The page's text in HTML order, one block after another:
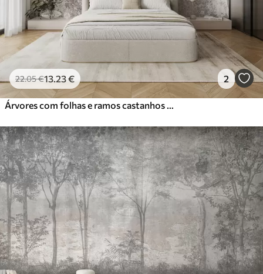
22.05€13.23€ 2
Árvores com folhas e ramos castanhos e cinzentos com pássaros a voar no céu, fundo branco